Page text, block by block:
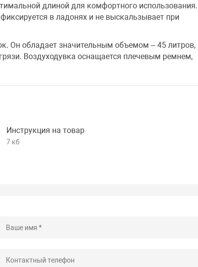
длиной для комфортного использования.
в ладонях и не выскальзывает при
Он обладает значительным объемом – 45 литров,
Воздуходувка оснащается плечевым ремнем,
Инструкция на товар
7 кб